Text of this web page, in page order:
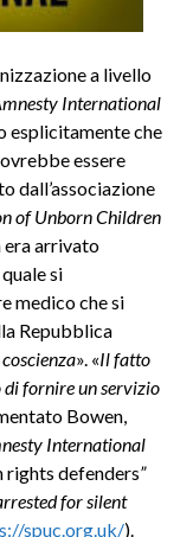
a livello
International
esplicitamente che
essere
dall’associazione
of Unborn Children
era arrivato
si
medico che si
Repubblica
». «Il fatto
fornire un servizio
Bowen,
International
rights defenders”
for silent
spuc.org.uk/).